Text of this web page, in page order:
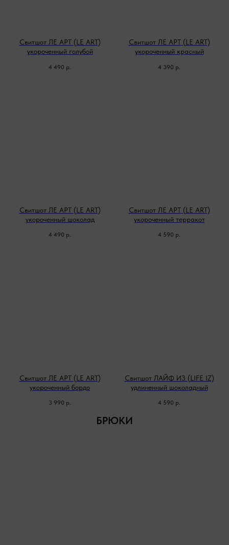
Свитшот ЛЕ АРТ (LE ART)
укороченный голубой
4 490 р.
Свитшот ЛЕ АРТ (LE ART)
укороченный красный
4 390 р.
Свитшот ЛЕ АРТ (LE ART)
укороченный шоколад
4 490 р.
Свитшот ЛЕ АРТ (LE ART)
укороченный терракот
4 590 р.
Свитшот ЛЕ АРТ (LE ART)
укороченный бордо
3 990 р.
Свитшот ЛАЙФ ИЗ (LIFE IZ)
удлиненный шоколадный
4 590 р.
БРЮКИ